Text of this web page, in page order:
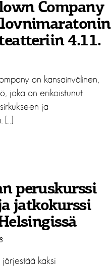
Company
4.11.
on kansainvälinen,
joka on erikoistunut
ja
peruskurssi
jatkokurssi
kaksi